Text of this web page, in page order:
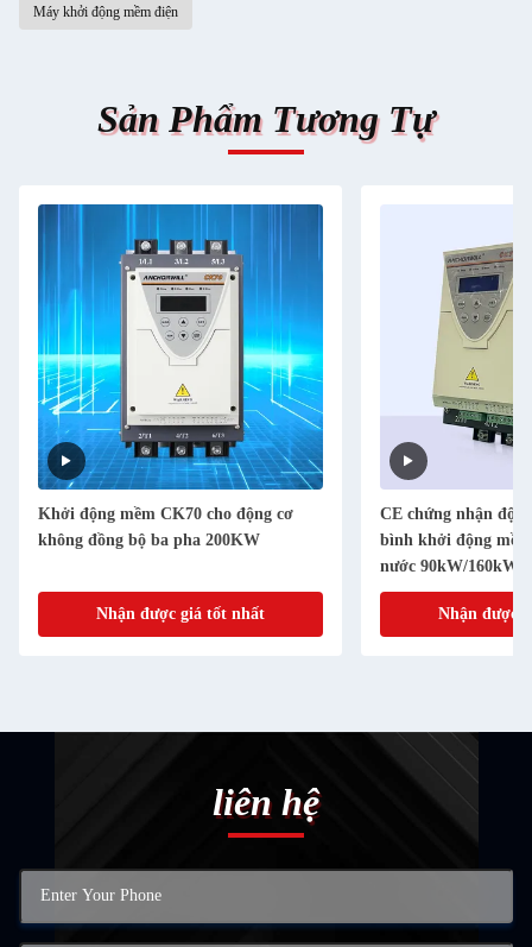
Máy khởi động mềm điện
Sản Phẩm Tương Tự
Khởi động mềm CK70 cho động cơ
không đồng bộ ba pha 200KW
Nhận được giá tốt nhất
CE chứng nhận
bình khởi động
nước 90kW/160kW
chế độ giới hạn
Nhận được
liên hệ